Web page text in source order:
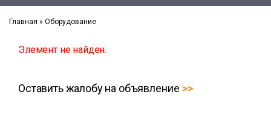
Главная » Оборудование
Элемент не найден.
Оставить жалобу на объявление